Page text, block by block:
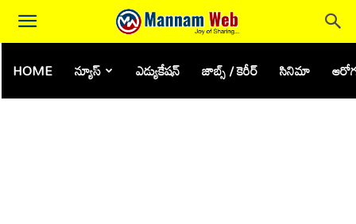
HOME న్యూస్ ఎడ్యుకేషన్ జాబ్స్ / కెరీర్ సినిమా